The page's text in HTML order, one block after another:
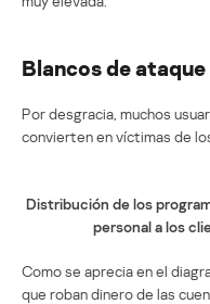
Blancos de ataque
Por desgracia, muchos
convierten en víctimas de
Distribución de los
personal a los
Como se aprecia en el
que roban dinero de las